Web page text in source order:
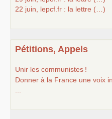
22 juin, lepcf.fr : la lettre (…)
Pétitions, Appels
Unir les communistes !
Donner à la France une voix